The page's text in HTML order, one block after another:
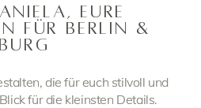
EURE
FÜR BERLIN &
die für euch stilvoll und
für die kleinsten Details.